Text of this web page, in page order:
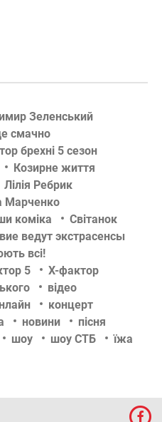
Зеленський
смачно
брехні 5 сезон
Козирне життя
Лілія Ребрик
Марченко
коміка
Світанок
ведут экстрасенсы
всі!
5
Х-фактор
відео
концерт
новини
пісня
шоу шоу СТБ їжа